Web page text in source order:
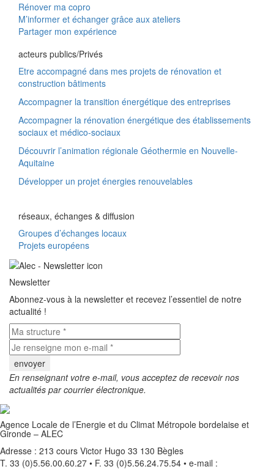
Rénover ma copro
M’informer et échanger grâce aux ateliers
Partager mon expérience
acteurs publics/Privés
Etre accompagné dans mes projets de rénovation et
construction bâtiments
Accompagner la transition énergétique des entreprises
Accompagner la rénovation énergétique des établissements
sociaux et médico-sociaux
Découvrir l’animation régionale Géothermie en Nouvelle-
Aquitaine
Développer un projet énergies renouvelables
réseaux, échanges & diffusion
Groupes d’échanges locaux
Projets européens
Newsletter
Abonnez-vous à la newsletter et recevez l’essentiel de notre
actualité !
En renseignant votre e-mail, vous acceptez de recevoir nos
actualités par courrier électronique.
Agence Locale de l’Energie et du Climat Métropole bordelaise et
Gironde – ALEC
Adresse : 213 cours Victor Hugo 33 130 Bègles
T. 33 (0)5.56.00.60.27 • F. 33 (0)5.56.24.75.54 • e-mail :